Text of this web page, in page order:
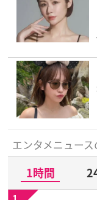
エンタメニュー
1時間